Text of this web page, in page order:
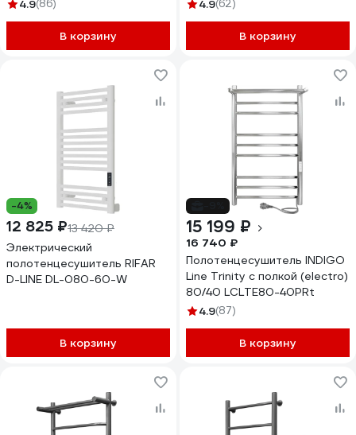
4.9(86)
В корзину
4.9(62)
В корзину
-4%
12 825 ₽13 420 ₽
Электрический
полотенцесушитель RIFAR
D-LINE DL-080-60-W
В корзину
15 199 ₽
16 740 ₽
Полотенцесушитель INDIGO
Line Trinity с полкой (electro)
80/40 LСLTE80-40PRt
4.9(87)
В корзину